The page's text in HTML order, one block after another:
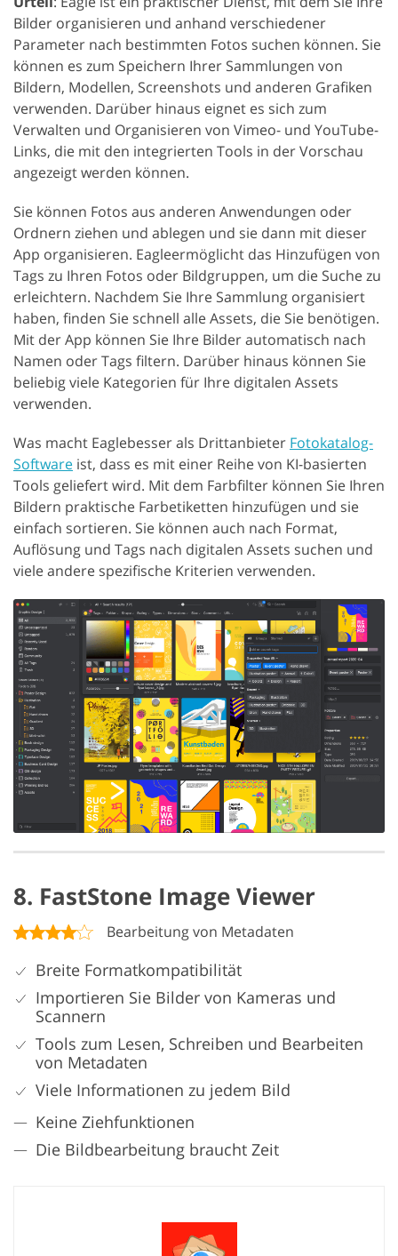
Bilder organisieren und anhand verschiedener
Parameter nach bestimmten Fotos suchen können. Sie
können es zum Speichern Ihrer Sammlungen von
Bildern, Modellen, Screenshots und anderen Grafiken
verwenden. Darüber hinaus eignet es sich zum
Verwalten und Organisieren von Vimeo- und YouTube-
Links, die mit den integrierten Tools in der Vorschau
angezeigt werden können.
Sie können Fotos aus anderen Anwendungen oder
Ordnern ziehen und ablegen und sie dann mit dieser
App organisieren. Eagleermöglicht das Hinzufügen von
Tags zu Ihren Fotos oder Bildgruppen, um die Suche zu
erleichtern. Nachdem Sie Ihre Sammlung organisiert
haben, finden Sie schnell alle Assets, die Sie benötigen.
Mit der App können Sie Ihre Bilder automatisch nach
Namen oder Tags filtern. Darüber hinaus können Sie
beliebig viele Kategorien für Ihre digitalen Assets
verwenden.
Was macht Eaglebesser als Drittanbieter Fotokatalog-
Software ist, dass es mit einer Reihe von KI-basierten
Tools geliefert wird. Mit dem Farbfilter können Sie Ihren
Bildern praktische Farbetiketten hinzufügen und sie
einfach sortieren. Sie können auch nach Format,
Auflösung und Tags nach digitalen Assets suchen und
viele andere spezifische Kriterien verwenden.
8. FastStone Image Viewer
Bearbeitung von Metadaten
Breite Formatkompatibilität
Importieren Sie Bilder von Kameras und
Scannern
Tools zum Lesen, Schreiben und Bearbeiten
von Metadaten
Viele Informationen zu jedem Bild
Keine Ziehfunktionen
Die Bildbearbeitung braucht Zeit